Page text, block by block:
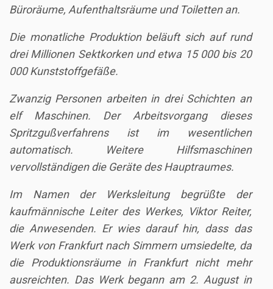
Büroräume, Aufenthaltsräume und Toiletten an.
Die monatliche Produktion beläuft sich auf rund
drei Millionen Sektkorken und etwa 15 000 bis 20
000 Kunststoffgefäße.
Zwanzig Personen arbeiten in drei Schichten an
elf Maschinen. Der Arbeitsvorgang dieses
Spritzgußverfahrens ist im wesentlichen
automatisch. Weitere Hilfsmaschinen
vervollständigen die Geräte des Hauptraumes.
Im Namen der Werksleitung begrüßte der
kaufmännische Leiter des Werkes, Viktor Reiter,
die Anwesenden. Er wies darauf hin, dass das
Werk von Frankfurt nach Simmern umsiedelte, da
die Produktionsräume in Frankfurt nicht mehr
ausreichten. Das Werk begann am 2. August in